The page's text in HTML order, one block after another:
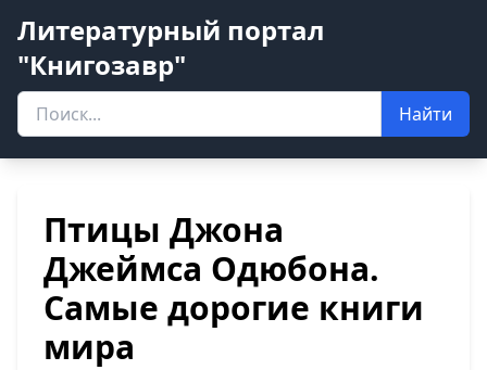
Литературный портал
"Книгозавр"
Найти
Птицы Джона
Джеймса Одюбона.
Самые дорогие книги
мира